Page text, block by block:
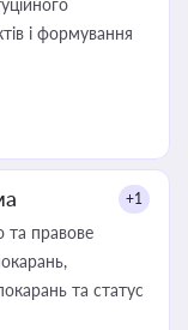
і формування
+1
та правове
та статус